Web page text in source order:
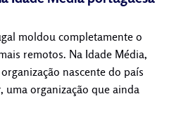
moldou completamente o
remotos. Na Idade Média,
nascente do país
uma organização que ainda